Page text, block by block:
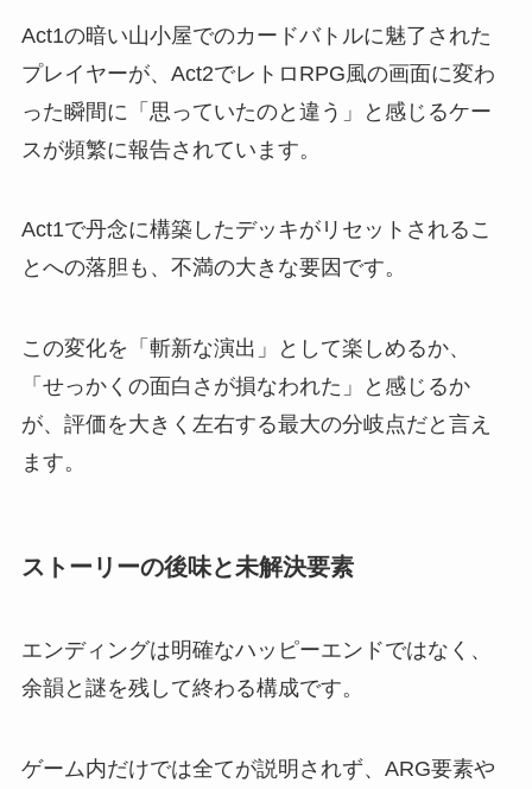
Act1の暗い山小屋でのカードバトルに魅了された
プレイヤーが、Act2でレトロRPG風の画面に変わ
った瞬間に「思っていたのと違う」と感じるケー
スが頻繁に報告されています。
Act1で丹念に構築したデッキがリセットされるこ
とへの落胆も、不満の大きな要因です。
この変化を「斬新な演出」として楽しめるか、
「せっかくの面白さが損なわれた」と感じるか
が、評価を大きく左右する最大の分岐点だと言え
ます。
ストーリーの後味と未解決要素
エンディングは明確なハッピーエンドではなく、
余韻と謎を残して終わる構成です。
ゲーム内だけでは全てが説明されず、ARG要素や